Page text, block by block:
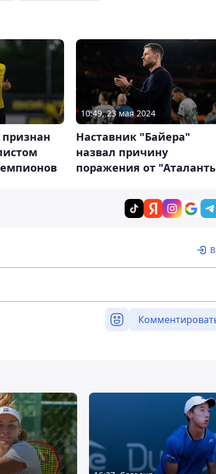
10:49, 23 мая 2024
Наставник "Байера"
назвал причину
поражения от